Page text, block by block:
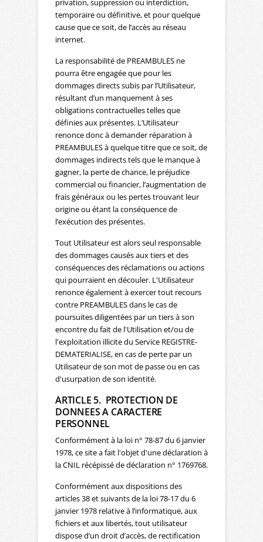
privation, suppression ou interdiction,
temporaire ou définitive, et pour quelque
cause que ce soit, de l’accès au réseau
internet.
La responsabilité de PREAMBULES ne
pourra être engagée que pour les
dommages directs subis par l’Utilisateur,
résultant d’un manquement à ses
obligations contractuelles telles que
définies aux présentes. L’Utilisateur
renonce donc à demander réparation à
PREAMBULES à quelque titre que ce soit, de
dommages indirects tels que le manque à
gagner, la perte de chance, le préjudice
commercial ou financier, l’augmentation de
frais généraux ou les pertes trouvant leur
origine ou étant la conséquence de
l’exécution des présentes.
Tout Utilisateur est alors seul responsable
des dommages causés aux tiers et des
conséquences des réclamations ou actions
qui pourraient en découler. L'Utilisateur
renonce également à exercer tout recours
contre PREAMBULES dans le cas de
poursuites diligentées par un tiers à son
encontre du fait de l'Utilisation et/ou de
l'exploitation illicite du Service REGISTRE-
DEMATERIALISE, en cas de perte par un
Utilisateur de son mot de passe ou en cas
d'usurpation de son identité.
ARTICLE 5. PROTECTION DE
DONNEES A CARACTERE
PERSONNEL
Conformément à la loi n° 78-87 du 6 janvier
1978, ce site a fait l'objet d'une déclaration à
la CNIL récépissé de déclaration n° 1769768.
Conformément aux dispositions des
articles 38 et suivants de la loi 78-17 du 6
janvier 1978 relative à l’informatique, aux
fichiers et aux libertés, tout utilisateur
dispose d’un droit d’accès, de rectification